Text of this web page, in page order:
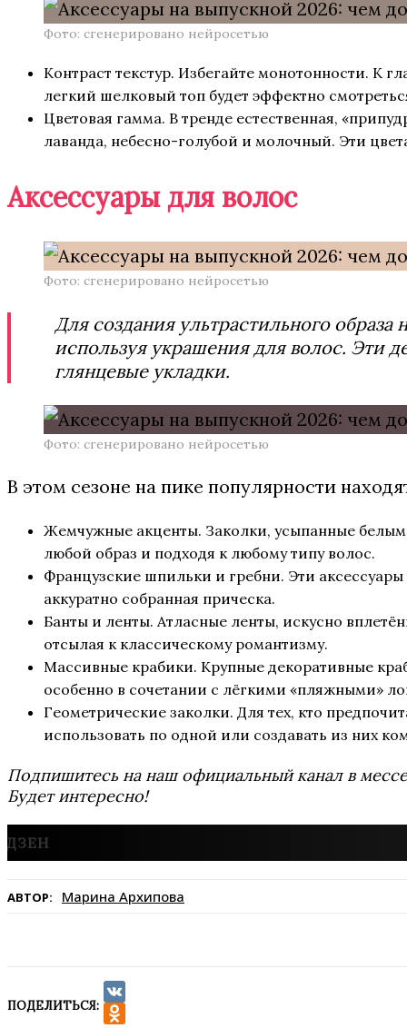
Фото: сгенерировано нейросетью
Контраст текстур. Избегайте монотонности. К
легкий шелковый топ будет эффектно
Цветовая гамма. В тренде естественная,
лаванда, небесно-голубой и молочный. Эти
Аксессуары для волос
Фото: сгенерировано нейросетью
Для создания ультрастильного
используя украшения для волос. Эти
глянцевые укладки.
Фото: сгенерировано нейросетью
В этом сезоне на пике популярности
Жемчужные акценты. Заколки, усыпанные белым
любой образ и подходя к любому типу волос.
Французские шпильки и гребни. Эти
аккуратно собранная прическа.
Банты и ленты. Атласные ленты, искусно
отсылая к классическому романтизму.
Массивные крабики. Крупные декоративные
особенно в сочетании с лёгкими «пляжными»
Геометрические заколки. Для тех, кто
использовать по одной или создавать из них
Подпишитесь на наш официальный канал в
Будет интересно!
АВТОР: Марина Архипова
ПОДЕЛИТЬСЯ:
VK